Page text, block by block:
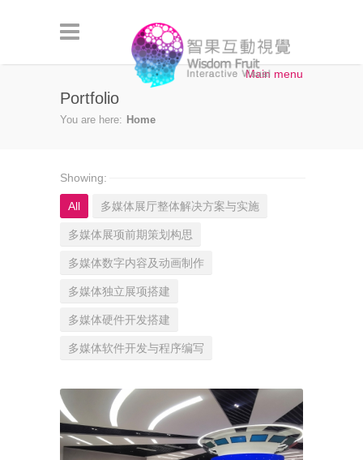
Main menu
Portfolio
You are here: Home
Showing:
All 多媒体展厅整体解决方案与实施
多媒体展项前期策划构思
多媒体数字内容及动画制作
多媒体独立展项搭建
多媒体硬件开发搭建
多媒体软件开发与程序编写